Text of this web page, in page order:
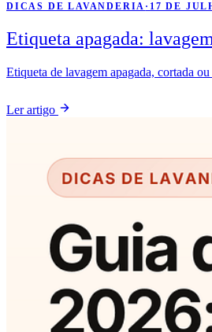
DICAS DE LAVANDERIA · 17 DE
Etiqueta apagada:
Etiqueta de lavagem apagada, cortada
Ler artigo